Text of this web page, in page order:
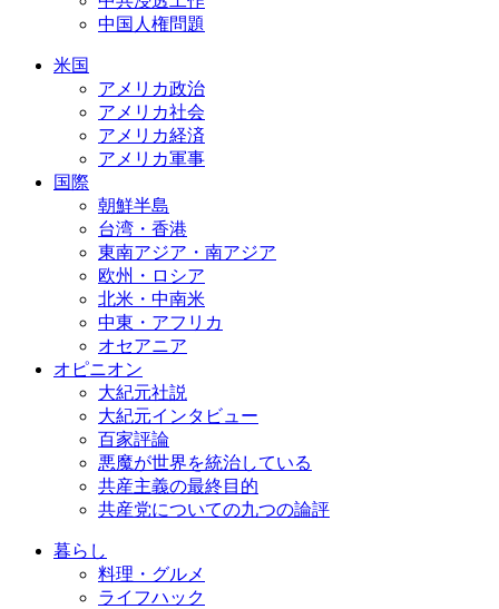
中国人権問題
米国
アメリカ政治
アメリカ社会
アメリカ経済
アメリカ軍事
国際
朝鮮半島
台湾・香港
東南アジア・南アジア
欧州・ロシア
北米・中南米
中東・アフリカ
オセアニア
オピニオン
大紀元社説
大紀元インタビュー
百家評論
悪魔が世界を統治している
共産主義の最終目的
共産党についての九つの論評
暮らし
料理・グルメ
ライフハック